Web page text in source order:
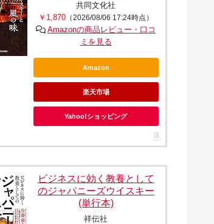
共同文化社
￥1,870 （2026/08/06 17:24時点）
Amazonの商品レビュー・口コ
ミを見る
Amazon
楽天市場
Yahoo!ショッピング
ビジネスに効く教養として
のジャパニーズウイスキー
(単行本)
祥伝社